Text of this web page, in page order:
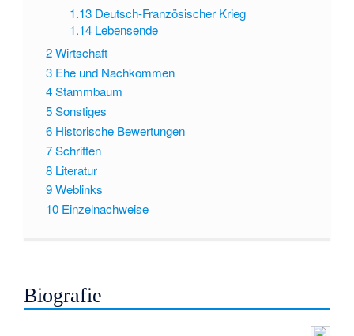
1.13 Deutsch-Französischer Krieg
1.14 Lebensende
2Wirtschaft
3 Ehe und Nachkommen
4Stammbaum
5Sonstiges
6 Historische Bewertungen
7Schriften
8 Literatur
9Weblinks
10 Einzelnachweise
Biografie